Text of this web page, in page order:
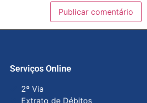
Serviços Online
2º Via
Extrato de Débitos